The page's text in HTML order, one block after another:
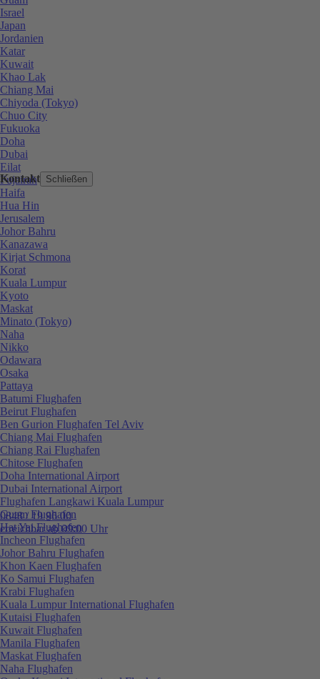
Kontakt Schließen
0848 / 19 96 00
erreichbar ab 09:00 Uhr
Israel
Japan
Jordanien
Katar
Kuwait
Khao Lak
Chiang Mai
Chiyoda (Tokyo)
Chuo City
Fukuoka
Doha
Dubai
Eilat
Fujairah
Haifa
Hua Hin
Jerusalem
Johor Bahru
Kanazawa
Kirjat Schmona
Korat
Kuala Lumpur
Kyoto
Maskat
Minato (Tokyo)
Naha
Nikko
Odawara
Osaka
Pattaya
Batumi Flughafen
Beirut Flughafen
Ben Gurion Flughafen Tel Aviv
Chiang Mai Flughafen
Chiang Rai Flughafen
Chitose Flughafen
Doha International Airport
Dubai International Airport
Flughafen Langkawi Kuala Lumpur
Guam Flughafen
Hat Yai Flughafen
Incheon Flughafen
Johor Bahru Flughafen
Khon Kaen Flughafen
Ko Samui Flughafen
Krabi Flughafen
Kuala Lumpur International Flughafen
Kutaisi Flughafen
Kuwait Flughafen
Manila Flughafen
Maskat Flughafen
Naha Flughafen